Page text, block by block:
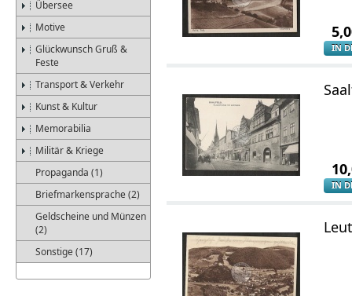
Übersee
Motive
Glückwunsch Gruß &
Feste
Transport & Verkehr
Kunst & Kultur
Memorabilia
Militär & Kriege
Propaganda (1)
Briefmarkensprache (2)
Geldscheine und Münzen
(2)
Sonstige (17)
IN
IN